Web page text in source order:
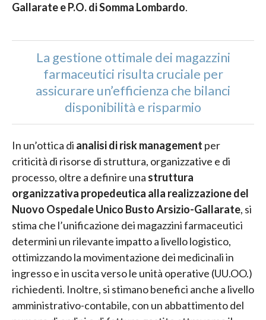
Gallarate e P.O. di Somma Lombardo.
La gestione ottimale dei magazzini
farmaceutici risulta cruciale per
assicurare un’efficienza che bilanci
disponibilità e risparmio
In un’ottica di analisi di risk management per
criticità di risorse di struttura, organizzative e di
processo, oltre a definire una struttura
organizzativa propedeutica alla realizzazione del
Nuovo Ospedale Unico Busto Arsizio-Gallarate, si
stima che l’unificazione dei magazzini farmaceutici
determini un rilevante impatto a livello logistico,
ottimizzando la movimentazione dei medicinali in
ingresso e in uscita verso le unità operative (UU.OO.)
richiedenti. Inoltre, si stimano benefici anche a livello
amministrativo-contabile, con un abbattimento del